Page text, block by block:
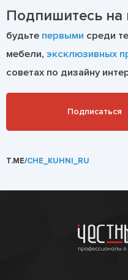
Подпишитесь на
будьте первыми среди
мебели, эксклюзивных
советах по дизайну
Подписаться
T.ME/CHE_KUHNI_RU